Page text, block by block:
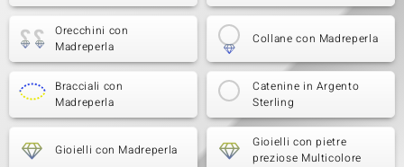
Orecchini con
Madreperla
Collane con Madreperla
Bracciali con
Madreperla
Catenine in Argento
Sterling
Gioielli con Madreperla
Gioielli con pietre
preziose Multicolore